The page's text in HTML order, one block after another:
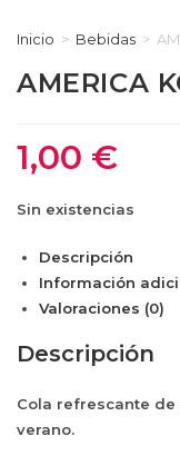
Inicio > Bebidas >
AMERICA
1,00 €
Sin existencias
Descripción
Información
Valoraciones (0)
Descripción
Cola refrescante de
verano.